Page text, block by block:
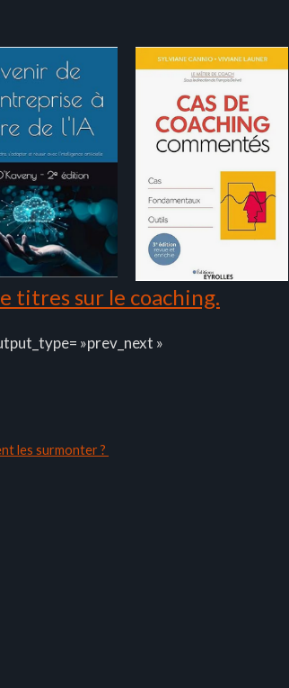
titres sur le coaching.
»prev_next »
les surmonter ?